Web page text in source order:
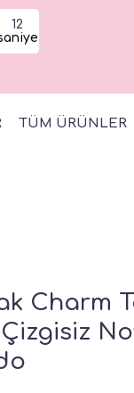
11
TÜM ÜRÜNLER
Charm